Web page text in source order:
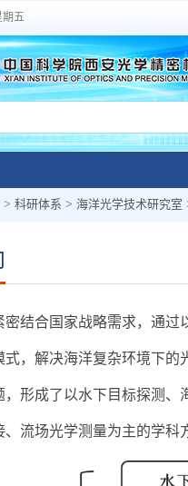
期五
> 科研体系 > 海洋光学技术研究室
密结合国家战略需求，通过
式，解决海洋复杂环境下的
，形成了以水下目标探测、
流场光学测量为主的学科